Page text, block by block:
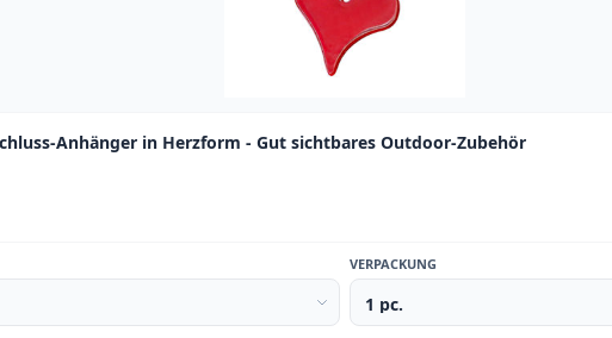
Anhänger in Herzform - Gut sichtbares Outdoor-Zubehör
VERPACKUNG